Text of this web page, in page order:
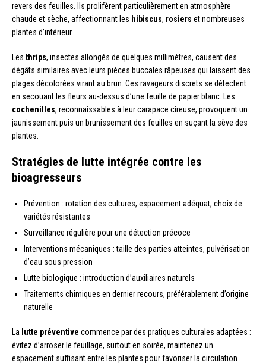
revers des feuilles. Ils prolifèrent particulièrement en atmosphère
chaude et sèche, affectionnant les hibiscus, rosiers et nombreuses
plantes d’intérieur.
Les thrips, insectes allongés de quelques millimètres, causent des
dégâts similaires avec leurs pièces buccales râpeuses qui laissent des
plages décolorées virant au brun. Ces ravageurs discrets se détectent
en secouant les fleurs au-dessus d’une feuille de papier blanc. Les
cochenilles, reconnaissables à leur carapace cireuse, provoquent un
jaunissement puis un brunissement des feuilles en suçant la sève des
plantes.
Stratégies de lutte intégrée contre les
bioagresseurs
Prévention : rotation des cultures, espacement adéquat, choix de
variétés résistantes
Surveillance régulière pour une détection précoce
Interventions mécaniques : taille des parties atteintes, pulvérisation
d’eau sous pression
Lutte biologique : introduction d’auxiliaires naturels
Traitements chimiques en dernier recours, préférablement d’origine
naturelle
La lutte préventive commence par des pratiques culturales adaptées :
évitez d’arroser le feuillage, surtout en soirée, maintenez un
espacement suffisant entre les plantes pour favoriser la circulation